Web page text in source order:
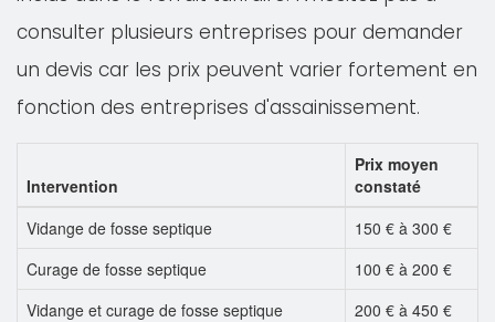
consulter plusieurs entreprises pour demander
un devis car les prix peuvent varier fortement en
fonction des entreprises d'assainissement.
Intervention
Prix moyen
constaté
Vidange de fosse septique
150 € à 300 €
Curage de fosse septique
100 € à 200 €
Vidange et curage de fosse septique
200 € à 450 €